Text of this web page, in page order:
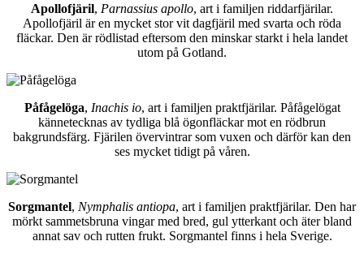
Apollofjäril, Parnassius apollo, art i familjen riddarfjärilar.
Apollofjäril är en mycket stor vit dagfjäril med svarta och röda
fläckar. Den är rödlistad eftersom den minskar starkt i hela landet
utom på Gotland.
Påfågelöga, Inachis io, art i familjen praktfjärilar. Påfågelögat
kännetecknas av tydliga blå ögonfläckar mot en rödbrun
bakgrundsfärg. Fjärilen övervintrar som vuxen och därför kan den
ses mycket tidigt på våren.
Sorgmantel, Nymphalis antiopa, art i familjen praktfjärilar. Den har
mörkt sammetsbruna vingar med bred, gul ytterkant och äter bland
annat sav och rutten frukt. Sorgmantel finns i hela Sverige.